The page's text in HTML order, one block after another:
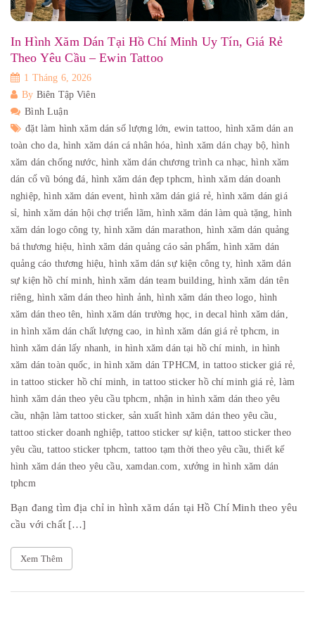
In Hình Xăm Dán Tại Hồ Chí Minh Uy Tín, Giá Rẻ
Theo Yêu Cầu – Ewin Tattoo
1 Tháng 6, 2026
By Biên Tập Viên
Bình Luận
đặt làm hình xăm dán số lượng lớn, ewin tattoo, hình xăm dán an
toàn cho da, hình xăm dán cá nhân hóa, hình xăm dán chạy bộ,hình
xăm dán chống nước,hình xăm dán chương trình ca nhạc,hình xăm
dán cổ vũ bóng đá, hình xăm dán đẹp tphcm,hình xăm dán doanh
nghiệp,hình xăm dán event,hình xăm dán giá rẻ,hình xăm dán giá
sỉ, hình xăm dán hội chợ triển lãm,hình xăm dán làm quà tặng,hình
xăm dán logo công ty,hình xăm dán marathon, hình xăm dán quảng
bá thương hiệu,hình xăm dán quảng cáo sản phẩm,hình xăm dán
quảng cáo thương hiệu,hình xăm dán sự kiện công ty, hình xăm dán
sự kiện hồ chí minh,hình xăm dán team building,hình xăm dán tên
riêng,hình xăm dán theo hình ảnh,hình xăm dán theo logo, hình
xăm dán theo tên, hình xăm dán trường học,in decal hình xăm dán,
in hình xăm dán chất lượng cao, in hình xăm dán giá rẻ tphcm,in
hình xăm dán lấy nhanh, in hình xăm dán tại hồ chí minh, in hình
xăm dán toàn quốc, in hình xăm dán TPHCM,in tattoo sticker giá rẻ,
in tattoo sticker hồ chí minh, in tattoo sticker hồ chí minh giá rẻ,làm
hình xăm dán theo yêu cầu tphcm, nhận in hình xăm dán theo yêu
cầu, nhận làm tattoo sticker, sản xuất hình xăm dán theo yêu cầu,
tattoo sticker doanh nghiệp,tattoo sticker sự kiện, tattoo sticker theo
yêu cầu,tattoo sticker tphcm, tattoo tạm thời theo yêu cầu,thiết kế
hình xăm dán theo yêu cầu,xamdan.com, xưởng in hình xăm dán
tphcm
Bạn đang tìm địa chỉ in hình xăm dán tại Hồ Chí Minh theo yêu
cầu với chất […]
Xem Thêm